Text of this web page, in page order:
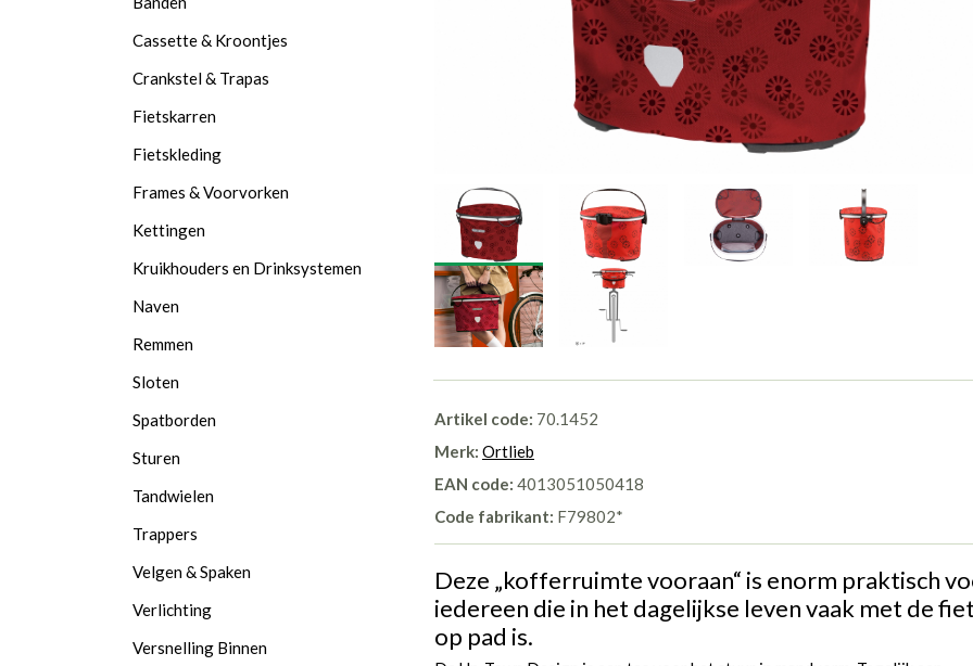
Artikel code: 70.1452
Merk: Ortlieb
EAN code: 4013051050418
Code fabrikant: F79802*
Deze „kofferruimte vooraan“ is enorm praktisch
iedereen die in het dagelijkse leven vaak met de
op pad is.
Cassette & Kroontjes
Crankstel & Trapas
Fietskarren
Fietskleding
Frames & Voorvorken
Kettingen
Kruikhouders en Drinksystemen
Naven
Remmen
Sloten
Spatborden
Sturen
Tandwielen
Trappers
Velgen & Spaken
Verlichting
Versnelling Binnen